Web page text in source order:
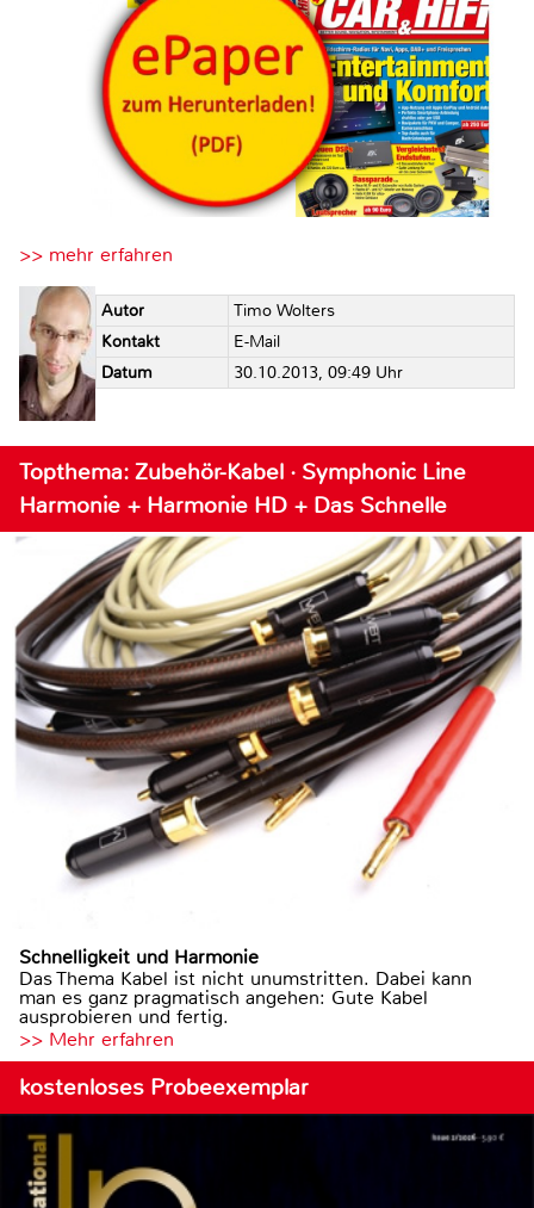
>> mehr erfahren
Autor
Timo Wolters
Kontakt
E-Mail
Datum
30.10.2013, 09:49 Uhr
Topthema: Zubehör-Kabel · Symphonic Line
Harmonie + Harmonie HD + Das Schnelle
Schnelligkeit und Harmonie
Das Thema Kabel ist nicht unumstritten. Dabei kann
man es ganz pragmatisch angehen: Gute Kabel
ausprobieren und fertig.
>> Mehr erfahren
kostenloses Probeexemplar